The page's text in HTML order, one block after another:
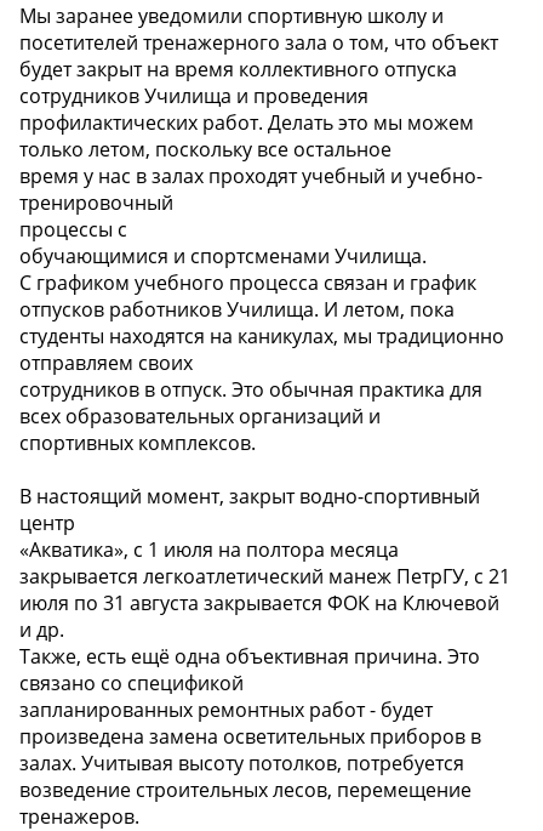
Мы заранее уведомили спортивную школу и
посетителей тренажерного зала о том, что объект
будет закрыт на время коллективного отпуска
сотрудников Училища и проведения
профилактических работ. Делать это мы можем
только летом, поскольку все остальное
время у нас в залах проходят учебный и учебно-
тренировочный
процессы с
обучающимися и спортсменами Училища.
С графиком учебного процесса связан и график
отпусков работников Училища. И летом, пока
студенты находятся на каникулах, мы традиционно
отправляем своих
сотрудников в отпуск. Это обычная практика для
всех образовательных организаций и
спортивных комплексов.
В настоящий момент, закрыт водно-спортивный
центр
«Акватика», с 1 июля на полтора месяца
закрывается легкоатлетический манеж ПетрГУ, с 21
июля по 31 августа закрывается ФОК на Ключевой
и др.
Также, есть ещё одна объективная причина. Это
связано со спецификой
запланированных ремонтных работ - будет
произведена замена осветительных приборов в
залах. Учитывая высоту потолков, потребуется
возведение строительных лесов, перемещение
тренажеров.